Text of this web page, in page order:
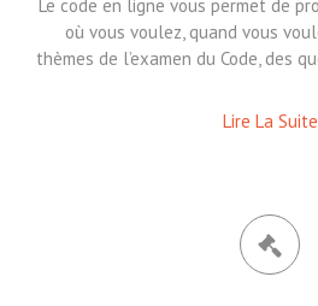
Le code en ligne vous permet de
où vous voulez, quand vous
thèmes de l’examen du Code, des
Lire La Suite